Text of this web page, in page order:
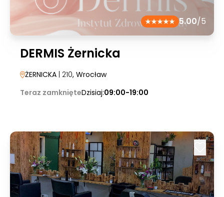
5.00/5
DERMIS Żernicka
ŻERNICKA | 210, Wrocław
Teraz zamknięteDzisiaj:09:00-19:00